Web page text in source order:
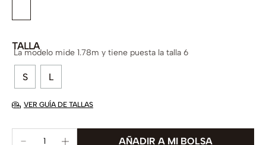
TALLA
S L
La modelo mide 1.78m y tiene puesta la talla 6
VER GUÍA DE TALLAS